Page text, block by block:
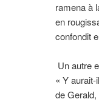
ramena à
en
confondit
Un autre
« Y
de